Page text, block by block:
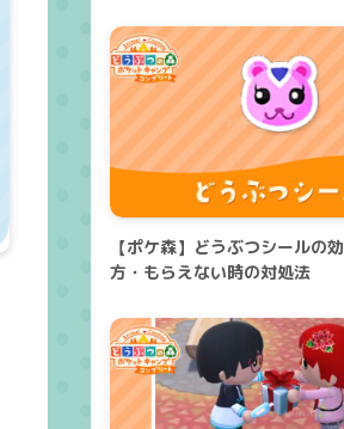
【ポケ森】どうぶつシールの
方・もらえない時の対処法